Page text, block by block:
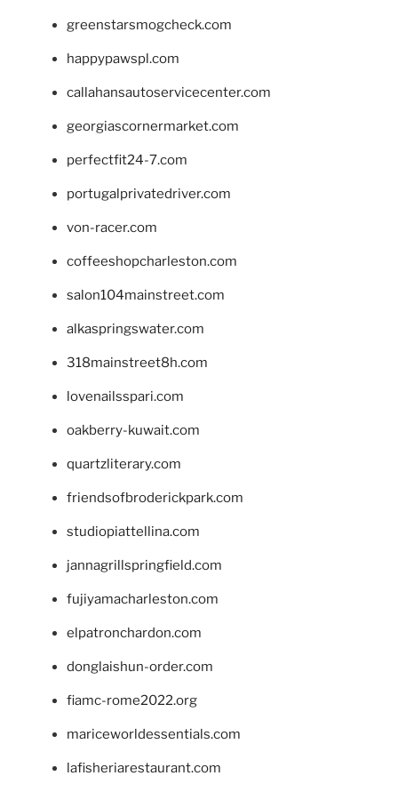
greenstarsmogcheck.com
happypawspl.com
callahansautoservicecenter.com
georgiascornermarket.com
perfectfit24-7.com
portugalprivatedriver.com
von-racer.com
coffeeshopcharleston.com
salon104mainstreet.com
alkaspringswater.com
318mainstreet8h.com
lovenailsspari.com
oakberry-kuwait.com
quartzliterary.com
friendsofbroderickpark.com
studiopiattellina.com
jannagrillspringfield.com
fujiyamacharleston.com
elpatronchardon.com
donglaishun-order.com
fiamc-rome2022.org
mariceworldessentials.com
lafisheriarestaurant.com